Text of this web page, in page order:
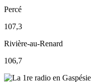
Percé
107,3
Rivière-au-Renard
106,7